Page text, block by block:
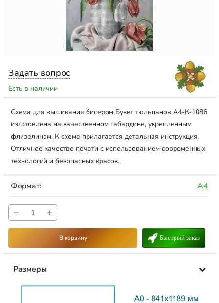
Задать вопрос
Есть в наличии
Схема для вышивания бисером Букет тюльпанов А4-К-1086
изготовлена на качественном габардине, укрепленным
флизелином. К схеме прилагается детальная инструкция.
Отличное качество печати с использованием современных
технологий и безопасных красок.
Формат: A4
− +
В корзину Быстрый заказ
Размеры